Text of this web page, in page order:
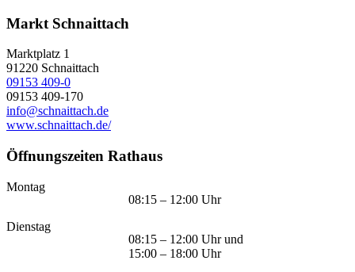
Markt Schnaittach
Marktplatz 1
91220 Schnaittach
09153 409-0
09153 409-170
info@schnaittach.de
www.schnaittach.de/
Öffnungszeiten Rathaus
Montag
08:15 – 12:00 Uhr
Dienstag
08:15 – 12:00 Uhr und
15:00 – 18:00 Uhr